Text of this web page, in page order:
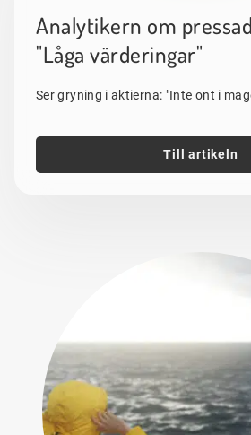
Analytikern om
"Låga värderingar"
Ser gryning i aktierna: "Inte ont i
Till artikeln